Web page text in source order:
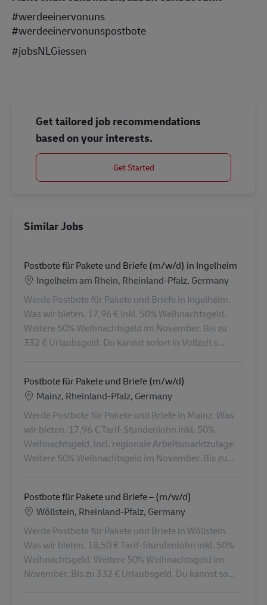
#werdeeinervonuns
#werdeeinervonunspostbote
#jobsNLGiessen
Get tailored job recommendations
based on your interests.
Get Started
Similar Jobs
Postbote für Pakete und Briefe (m/w/d) in Ingelheim
Location
Ingelheim am Rhein, Rheinland-Pfalz, Germany
Werde Postbote für Pakete und Briefe in Ingelheim.
Was wir bieten. 17,96 € inkl. 50% Weihnachtsgeld.
Weitere 50% Weihnachtsgeld im November. Bis zu
332 € Urlaubsgeld. Du kannst sofort in Vollzeit s...
Postbote für Pakete und Briefe (m/w/d)
Location
Mainz, Rheinland-Pfalz, Germany
Werde Postbote für Pakete und Briefe in Mainz. Was
wir bieten. 17,96 € Tarif-Stundenlohn inkl. 50%
Weihnachtsgeld, incl. regionale Arbeitsmarktzulage.
Weitere 50% Weihnachtsgeld im November. Bis zu...
Postbote für Pakete und Briefe – (m/w/d)
Location
Wöllstein, Rheinland-Pfalz, Germany
Werde Postbote für Pakete und Briefe in Wöllstein.
Was wir bieten. 18,50 € Tarif-Stundenlohn inkl. 50%
Weihnachtsgeld. Weitere 50% Weihnachtsgeld im
November. Bis zu 332 € Urlaubsgeld. Du kannst so...